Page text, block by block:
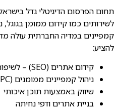
תחום הפרסום הדיגיטלי גדל
לשירותים כמו קידום ממומן
קמפיינים במדיה החברתית עולה
להציע:
קידום אתרים (SEO) – לשיפור הנראות בגוגל
ניהול קמפיינים ממומנים (PPC)
שיווק באמצעות תוכן איכותי
בניית אתרים ודפי נחיתה